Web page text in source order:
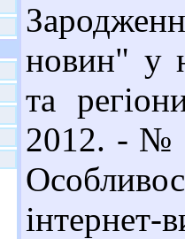
новин" у
та
2012. - №